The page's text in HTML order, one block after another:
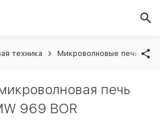
техника Микроволновые печи
печь
969 BOR